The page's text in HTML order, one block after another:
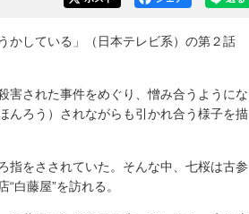
している」（日本テレビ系）の第２話
された事件をめぐり、憎み合うようにな
んろう）されながらも引かれ合う様子を描
をさされていた。そんな中、七桜は古参
白藤屋”を訪れる。